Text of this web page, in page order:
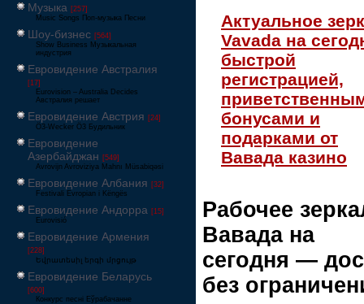
Музыка [257]
Music Songs Поп-музыка Песни
Шоу-бизнес [564]
Show Business Музыкальная
индустрия
Евровидение Австралия
[17]
Eurovision – Australia Decides
Австралия решает
Евровидение Австрия [24]
Ö3-Wecker Ö3 Будильник
Евровидение
Азербайджан [549]
Avrovijn Avroviziya Mahnı Müsabiqəsi
Евровидение Албания [32]
Festivali Evropian i Këngës
Евровидение Андорра [15]
Eurovisió
Евровидение Армения
[228]
Եվրատեսիլ երգի մրցույթ
Евровидение Беларусь
[600]
Конкурс песні Еўрабачанне
Актуальное
Vavada на
быстрой
регистрацией,
бонусами и
подарками от
Вавада казино
Рабочее
Вавада на
сегодня —
без